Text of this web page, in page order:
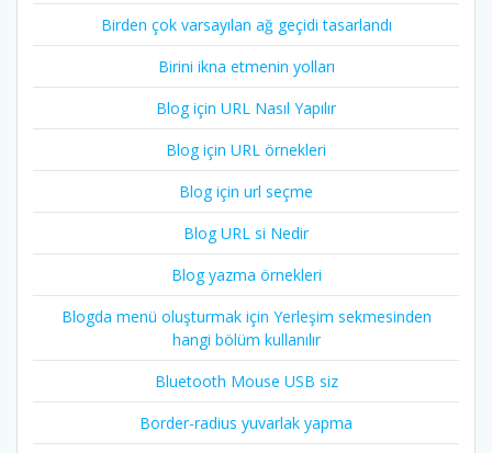
Birden çok varsayılan ağ geçidi tasarlandı
Birini ikna etmenin yolları
Blog için URL Nasıl Yapılır
Blog için URL örnekleri
Blog için url seçme
Blog URL si Nedir
Blog yazma örnekleri
Blogda menü oluşturmak için Yerleşim sekmesinden
hangi bölüm kullanılır
Bluetooth Mouse USB siz
Border-radius yuvarlak yapma